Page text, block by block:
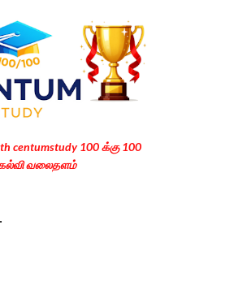
to main content
centumstudy 100 க்கு 100
வலைதளம்